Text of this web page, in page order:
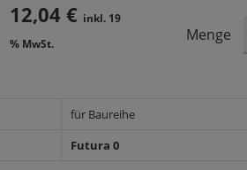
12,04 € inkl. 19
% MwSt.
Menge
für Baureihe
Futura 0